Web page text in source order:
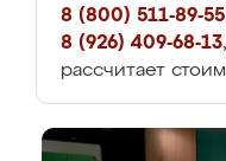
8 (800) 511-89-55
8 (926) 409-68-13
рассчитает